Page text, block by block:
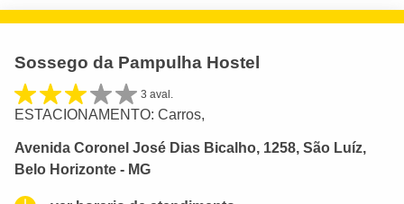
Sossego da Pampulha Hostel
3 aval.
ESTACIONAMENTO: Carros,
Avenida Coronel José Dias Bicalho, 1258, São Luíz,
Belo Horizonte - MG